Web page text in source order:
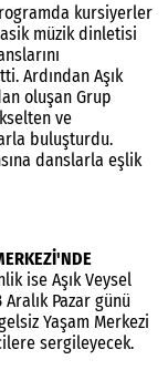
kursiyerler
müzik dinletisi
Ardından Aşık
oluşan Grup
ve
buluşturdu.
danslarla eşlik
ise Aşık Veysel
Pazar günü
Yaşam Merkezi
sergileyecek.